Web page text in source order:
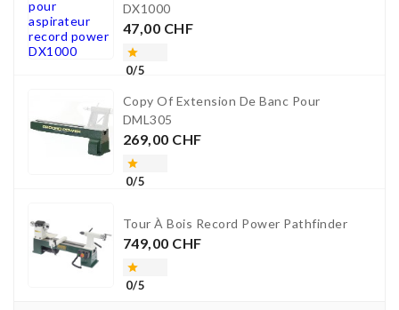
DX1000
Preis
47,00 CHF

0/5
Copy Of Extension De Banc Pour
DML305
Preis
269,00 CHF

0/5
Tour À Bois Record Power Pathfinder
Preis
749,00 CHF

0/5